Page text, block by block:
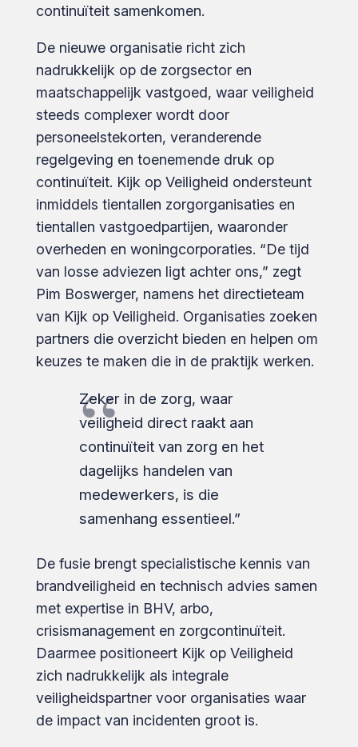
continuïteit samenkomen.
De nieuwe organisatie richt zich
nadrukkelijk op de zorgsector en
maatschappelijk vastgoed, waar veiligheid
steeds complexer wordt door
personeelstekorten, veranderende
regelgeving en toenemende druk op
continuïteit. Kijk op Veiligheid ondersteunt
inmiddels tientallen zorgorganisaties en
tientallen vastgoedpartijen, waaronder
overheden en woningcorporaties. “De tijd
van losse adviezen ligt achter ons,” zegt
Pim Boswerger, namens het directieteam
van Kijk op Veiligheid. Organisaties zoeken
partners die overzicht bieden en helpen om
keuzes te maken die in de praktijk werken.
Zeker in de zorg, waar
veiligheid direct raakt aan
continuïteit van zorg en het
dagelijks handelen van
medewerkers, is die
samenhang essentieel.”
De fusie brengt specialistische kennis van
brandveiligheid en technisch advies samen
met expertise in BHV, arbo,
crisismanagement en zorg­continuïteit.
Daarmee positioneert Kijk op Veiligheid
zich nadrukkelijk als integrale
veiligheidspartner voor organisaties waar
de impact van incidenten groot is.